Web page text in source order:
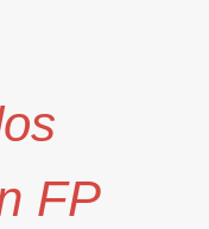
FP